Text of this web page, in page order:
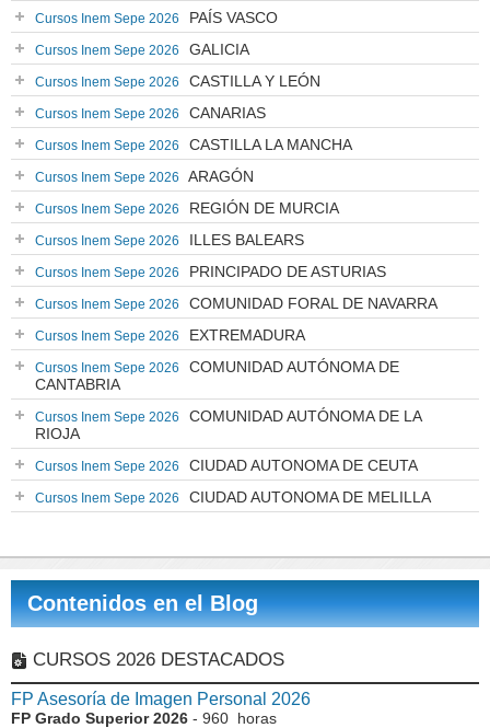
Cursos Inem Sepe 2026 PAÍS VASCO
Cursos Inem Sepe 2026 GALICIA
Cursos Inem Sepe 2026 CASTILLA Y LEÓN
Cursos Inem Sepe 2026 CANARIAS
Cursos Inem Sepe 2026 CASTILLA LA MANCHA
Cursos Inem Sepe 2026 ARAGÓN
Cursos Inem Sepe 2026 REGIÓN DE MURCIA
Cursos Inem Sepe 2026 ILLES BALEARS
Cursos Inem Sepe 2026 PRINCIPADO DE ASTURIAS
Cursos Inem Sepe 2026 COMUNIDAD FORAL DE NAVARRA
Cursos Inem Sepe 2026 EXTREMADURA
Cursos Inem Sepe 2026
COMUNIDAD AUTÓNOMA DE
CANTABRIA
Cursos Inem Sepe 2026
COMUNIDAD AUTÓNOMA DE LA
RIOJA
Cursos Inem Sepe 2026 CIUDAD AUTONOMA DE CEUTA
Cursos Inem Sepe 2026 CIUDAD AUTONOMA DE MELILLA
Contenidos en el Blog
CURSOS 2026 DESTACADOS
FP Asesoría de Imagen Personal 2026
FP Grado Superior 2026 - 960 horas